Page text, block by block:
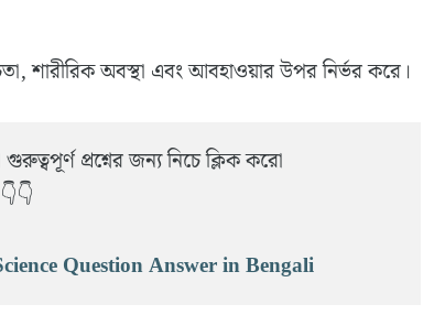
অবস্থা এবং আবহাওয়ার উপর নির্ভর করে।
প্রশ্নের জন্য নিচে ক্লিক করো
Science Question Answer in Bengali